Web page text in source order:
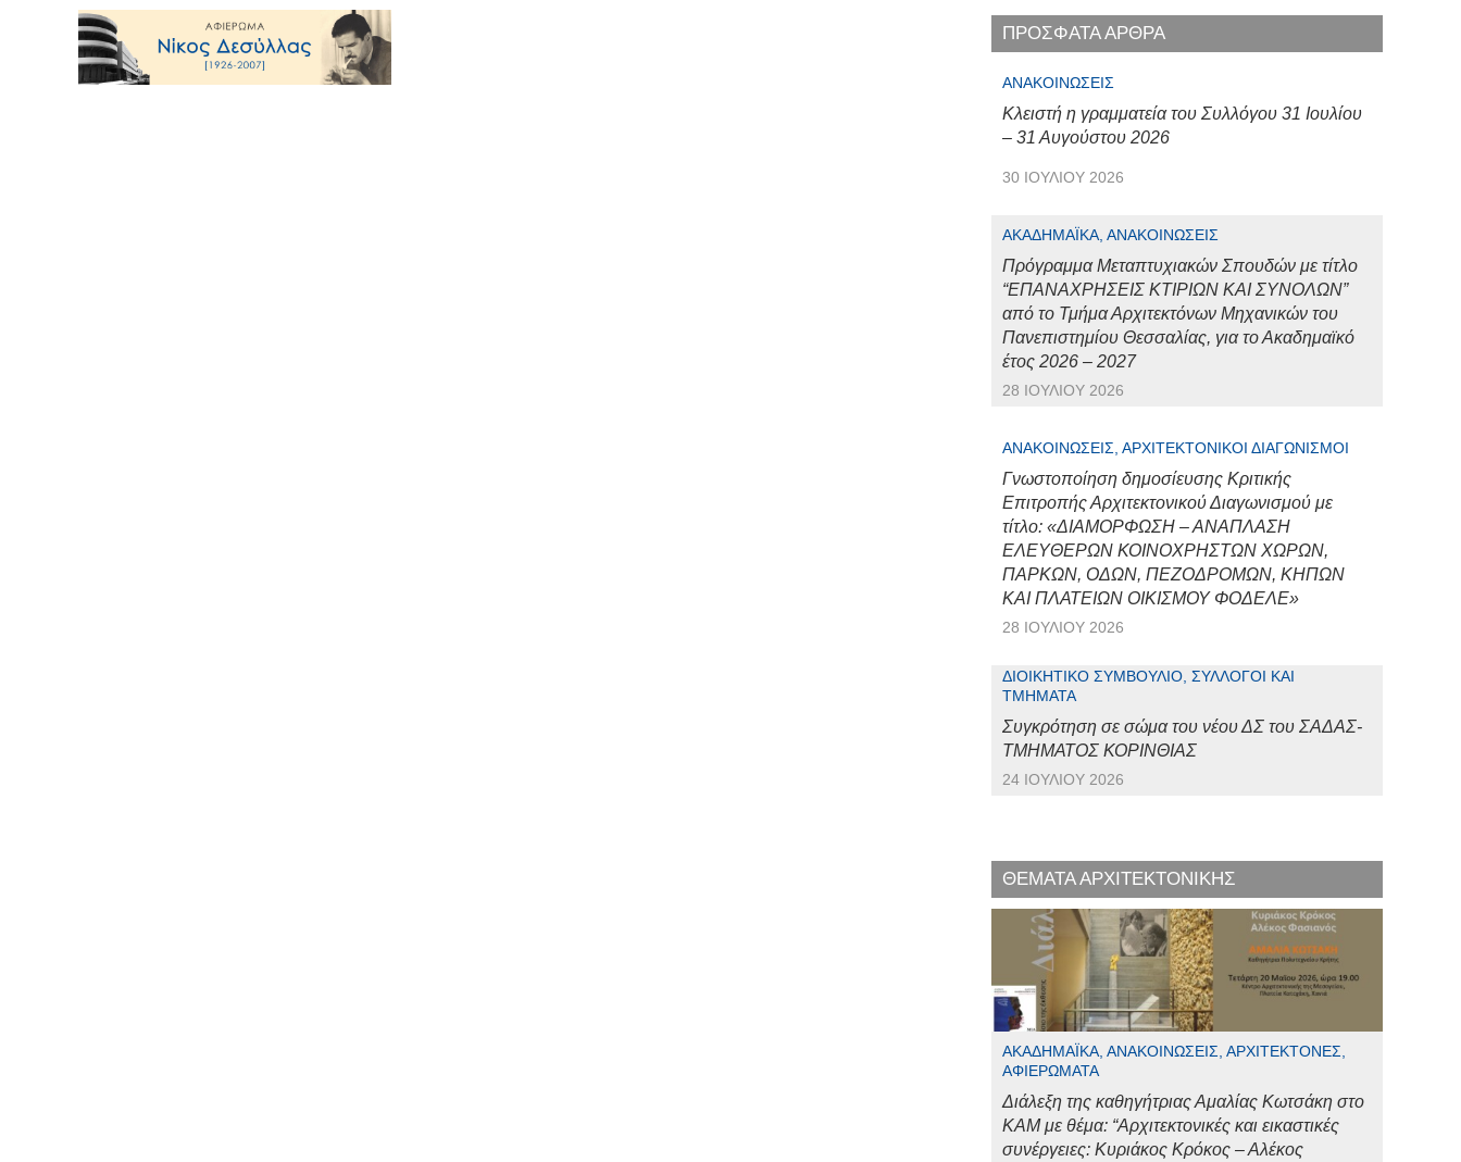
ΠΡΟΣΦΑΤΑ ΑΡΘΡΑ
ΑΝΑΚΟΙΝΏΣΕΙΣ
Κλειστή η γραμματεία του Συλλόγου 31 Ιουλίου
– 31 Αυγούστου 2026
30 ΙΟΥΛΊΟΥ 2026
ΑΚΑΔΗΜΑΪΚΆ, ΑΝΑΚΟΙΝΏΣΕΙΣ
Πρόγραμμα Μεταπτυχιακών Σπουδών με τίτλο
“ΕΠΑΝΑΧΡΗΣΕΙΣ ΚΤΙΡΙΩΝ ΚΑΙ ΣΥΝΟΛΩΝ”
από το Τμήμα Αρχιτεκτόνων Μηχανικών του
Πανεπιστημίου Θεσσαλίας, για το Ακαδημαϊκό
έτος 2026 – 2027
28 ΙΟΥΛΊΟΥ 2026
ΑΝΑΚΟΙΝΏΣΕΙΣ, ΑΡΧΙΤΕΚΤΟΝΙΚΟΊ ΔΙΑΓΩΝΙΣΜΟΊ
Γνωστοποίηση δημοσίευσης Κριτικής
Επιτροπής Αρχιτεκτονικού Διαγωνισμού με
τίτλο: «ΔΙΑΜΟΡΦΩΣΗ – ΑΝΑΠΛΑΣΗ
ΕΛΕΥΘΕΡΩΝ ΚΟΙΝΟΧΡΗΣΤΩΝ ΧΩΡΩΝ,
ΠΑΡΚΩΝ, ΟΔΩΝ, ΠΕΖΟΔΡΟΜΩΝ, ΚΗΠΩΝ
ΚΑΙ ΠΛΑΤΕΙΩΝ ΟΙΚΙΣΜΟΥ ΦΟΔΕΛΕ»
28 ΙΟΥΛΊΟΥ 2026
ΔΙΟΙΚΗΤΙΚΌ ΣΥΜΒΟΎΛΙΟ, ΣΎΛΛΟΓΟΙ ΚΑΙ
ΤΜΉΜΑΤΑ
Συγκρότηση σε σώμα του νέου ΔΣ του ΣΑΔΑΣ-
ΤΜΗΜΑΤΟΣ ΚΟΡΙΝΘΙΑΣ
24 ΙΟΥΛΊΟΥ 2026
ΘΕΜΑΤΑ ΑΡΧΙΤΕΚΤΟΝΙΚΗΣ
ΑΚΑΔΗΜΑΪΚΆ, ΑΝΑΚΟΙΝΏΣΕΙΣ, ΑΡΧΙΤΈΚΤΟΝΕΣ,
ΑΦΙΕΡΏΜΑΤΑ
Διάλεξη της καθηγήτριας Αμαλίας Κωτσάκη στο
ΚΑΜ με θέμα: “Αρχιτεκτονικές και εικαστικές
συνέργειες: Κυριάκος Κρόκος – Αλέκος